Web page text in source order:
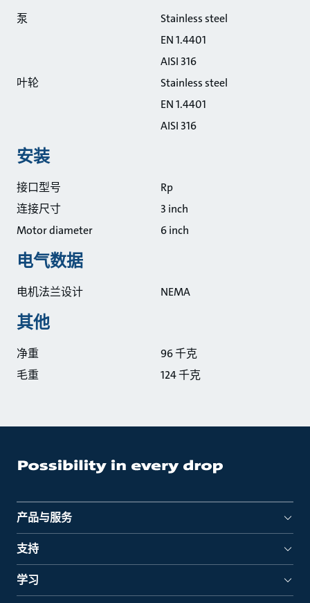
泵
Stainless steel
EN 1.4401
AISI 316
叶轮
Stainless steel
EN 1.4401
AISI 316
安装
接口型号
Rp
连接尺寸
3 inch
Motor diameter
6 inch
电气数据
电机法兰设计 NEMA
其他
净重
96 千克
毛重
124 千克
产品与服务
支持
学习